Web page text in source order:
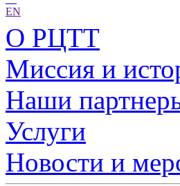
EN
О РЦТТ
Миссия и
Наши
Услуги
Новости и